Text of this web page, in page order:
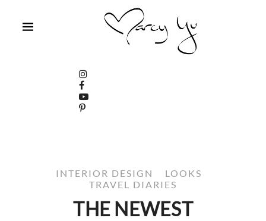
INTERIOR DESIGN
LOOKS
TRAVEL DIARIES
THE NEWEST